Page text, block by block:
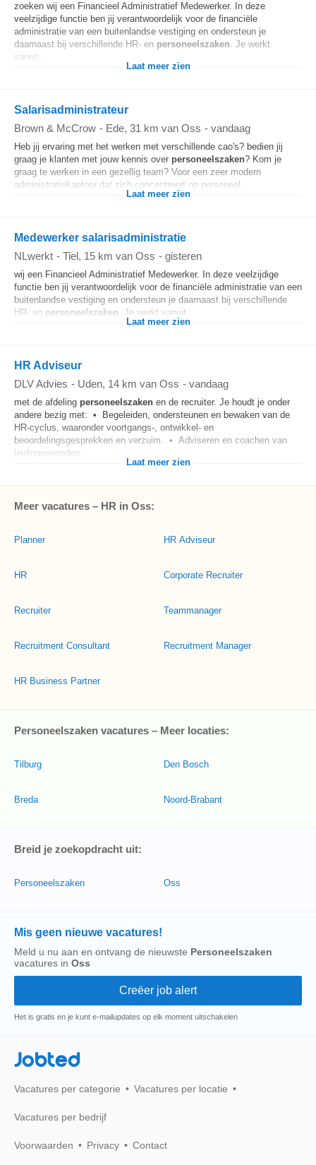
zoeken wij een Financieel Administratief Medewerker. In deze
veelzijdige functie ben jij verantwoordelijk voor de financiële
administratie van een buitenlandse vestiging en ondersteun je
daarnaast bij verschillende HR- en personeelszaken. Je werkt
vanuit...
Laat meer zien
Salarisadministrateur
Brown & McCrow - Ede, 31 km van Oss - vandaag
Heb jij ervaring met het werken met verschillende cao's? bedien jij
graag je klanten met jouw kennis over personeelszaken? Kom je
graag te werken in een gezellig team? Voor een zeer modern
administratiekantoor dat zich concentreert op personeel...
Laat meer zien
Medewerker salarisadministratie
NLwerkt - Tiel, 15 km van Oss - gisteren
wij een Financieel Administratief Medewerker. In deze veelzijdige
functie ben jij verantwoordelijk voor de financiële administratie van een
buitenlandse vestiging en ondersteun je daarnaast bij verschillende
HR- en personeelszaken . Je werkt vanuit...
Laat meer zien
HR Adviseur
DLV Advies - Uden, 14 km van Oss - vandaag
met de afdeling personeelszaken en de recruiter. Je houdt je onder
andere bezig met: • Begeleiden, ondersteunen en bewaken van de
HR-cyclus, waaronder voortgangs-, ontwikkel- en
beoordelingsgesprekken en verzuim. • Adviseren en coachen van
leidinggevenden...
Laat meer zien
Meer vacatures – HR in Oss:
Planner
HR
Recruiter
Recruitment Consultant
HR Business Partner
HR Adviseur
Corporate Recruiter
Teammanager
Recruitment Manager
Personeelszaken vacatures – Meer locaties:
Tilburg
Breda
Den Bosch
Noord-Brabant
Breid je zoekopdracht uit:
Personeelszaken Oss
Mis geen nieuwe vacatures!
Meld u nu aan en ontvang de nieuwste Personeelszaken
vacatures in Oss
Het is gratis en je kunt e-mailupdates op elk moment uitschakelen
Jobted
Vacatures per categorie Vacatures per locatie
Vacatures per bedrijf
Voorwaarden Privacy Contact